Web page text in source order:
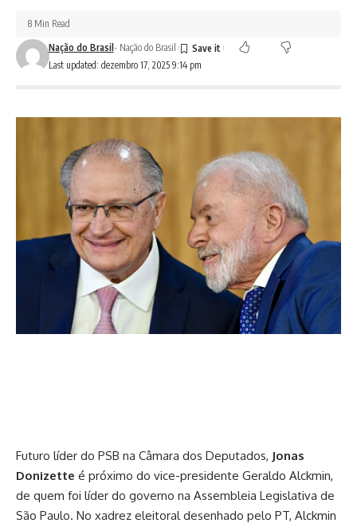
Last updated: dezembro 17, 2025 9:14 pm
Nação do Brasil - Nação do Brasil
8 Min Read
Futuro líder do PSB na Câmara dos Deputados, Jonas
Donizette é próximo do vice-presidente Geraldo Alckmin,
de quem foi líder do governo na Assembleia Legislativa de
São Paulo. No xadrez eleitoral desenhado pelo PT, Alckmin